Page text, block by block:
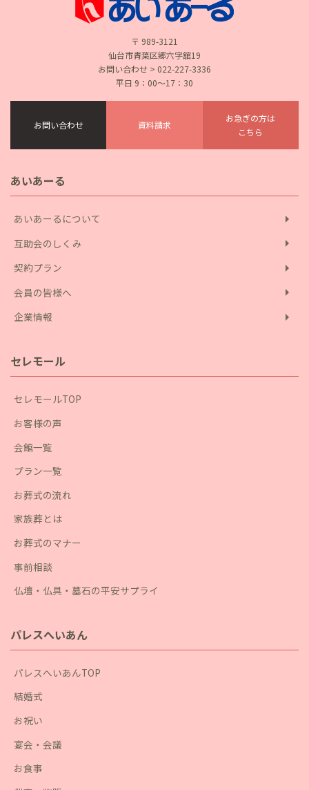
〒 989-3121
仙台市青葉区郷六字舘19
お問い合わせ > 022-227-3336
平日 9：00〜17：30
お問い合わせ 資料請求
お急ぎの方は
こちら
あいあーる
あいあーるについて arrow_right
互助会のしくみ arrow_right
契約プラン arrow_right
会員の皆様へ arrow_right
企業情報 arrow_right
セレモール
セレモールTOP
お客様の声
会館一覧
プラン一覧
お葬式の流れ
家族葬とは
お葬式のマナー
事前相談
仏壇・仏具・墓石の平安サプライ
パレスへいあん
パレスへいあんTOP
結婚式
お祝い
宴会・会議
お食事